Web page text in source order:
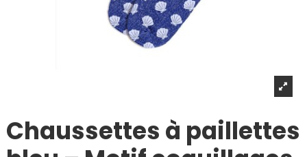
Chaussettes à paillettes